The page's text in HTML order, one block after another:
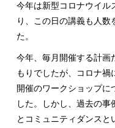
今年は新型コロナウイル
り、この日の講義も人
た。
今年、毎月開催する計画
もりでしたが、コロナ
開催のワークショップに
した。しかし、過去の
とコミュニティダンスと